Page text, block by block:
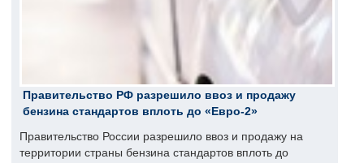
Правительство РФ разрешило ввоз и продажу
бензина стандартов вплоть до «Евро-2»
Правительство России разрешило ввоз и продажу на
территории страны бензина стандартов вплоть до